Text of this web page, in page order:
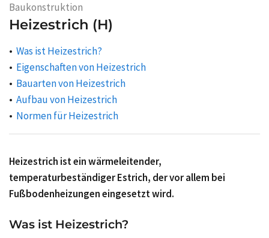
Baukonstruktion
Heizestrich (H)
Was ist Heizestrich?
Eigenschaften von Heizestrich
Bauarten von Heizestrich
Aufbau von Heizestrich
Normen für Heizestrich
Heizestrich ist ein wärmeleitender,
temperaturbeständiger Estrich, der vor allem bei
Fußbodenheizungen eingesetzt wird.
Was ist Heizestrich?